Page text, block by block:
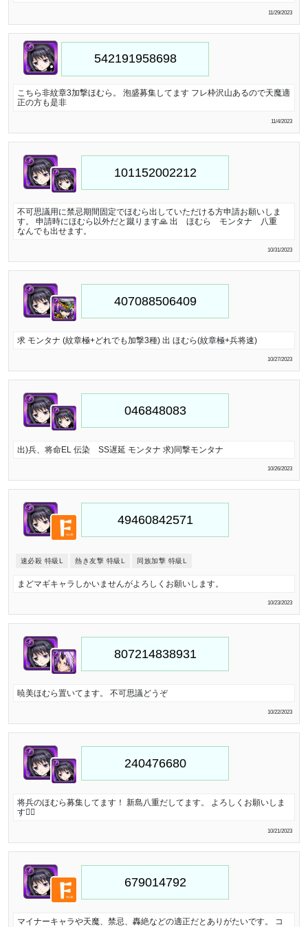
11/29/2023
こちら非紋章3加撃ほむら。 泡盛募集してます フレ枠沢山あるので天魔適
正の方も是非
11/4/2023
不可思議用に禁忌期間固定でほむら出していただける方申請お願いしま
す。 申請時にほむら以外だと蹴ります🙏 出 ほむら モンタナ 八重
なんでも出せます。
10/31/2023
求 モンタナ (紋章極+どれでも加撃3種) 出 ほむら(紋章極+兵将速)
10/27/2023
出)兵、将命EL 伝染 SS遅延 モンタナ 求)同撃モンタナ
10/26/2023
速必殺 特級L 熱き友撃 特級L 同族加撃 特級L
まどマギキャラしかいませんがよろしくお願いします。
10/23/2023
暁美ほむら置いてます。 不可思議どうぞ
10/22/2023
将兵のほむら募集してます！ 新島八重だしてます。 よろしくお願いしま
す🙇‍♀️
10/21/2023
マイナーキャラや天魔、禁忌、轟絶などの適正だとありがたいです。 コ